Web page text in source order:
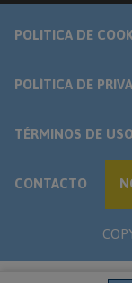
POLITICA DE
POLÍTICA DE
TÉRMINOS DE
CONTACTO